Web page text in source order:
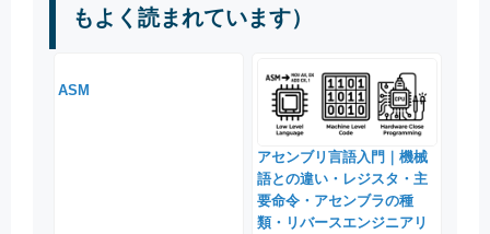
もよく読まれています）
ASM
アセンブリ言語入門｜機械
語との違い・レジスタ・主
要命令・アセンブラの種
類・リバースエンジニアリ